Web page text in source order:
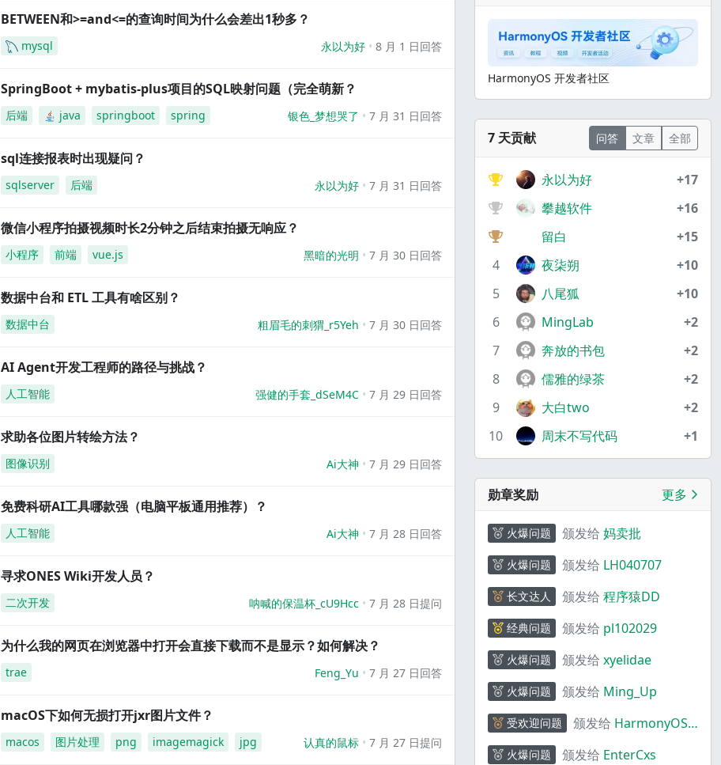
BETWEEN和>=and<=的查询时间为什么会差出1秒多？
mysql 永以为好 8 月 1 日回答
SpringBoot + mybatis-plus项目的SQL映射问题（完全萌新？
后端 java springboot spring 银色_梦想哭了 7 月 31 日回答
sql连接报表时出现疑问？
sqlserver 后端 永以为好 7 月 31 日回答
微信小程序拍摄视频时长2分钟之后结束拍摄无响应？
小程序 前端 vue.js 黑暗的光明 7 月 30 日回答
数据中台和 ETL 工具有啥区别？
数据中台 粗眉毛的刺猬_r5Yeh 7 月 30 日回答
AI Agent开发工程师的路径与挑战？
人工智能 强健的手套_dSeM4C 7 月 29 日回答
求助各位图片转绘方法？
图像识别 Ai大神 7 月 29 日回答
免费科研AI工具哪款强（电脑平板通用推荐）？
人工智能 Ai大神 7 月 28 日回答
寻求ONES Wiki开发人员？
二次开发 呐喊的保温杯_cU9Hcc 7 月 28 日提问
为什么我的网页在浏览器中打开会直接下载而不是显示？如何解决？
trae Feng_Yu 7 月 27 日回答
macOS下如何无损打开jxr图片文件？
macos 图片处理 png imagemagick jpg 认真的鼠标 7 月 27 日提问
HarmonyOS 开发者社区
7 天贡献 问答 文章 全部
永以为好
+17
攀越软件
+16
留白
+15
4
夜柒朔
+10
5
八尾狐
+10
6
MingLab
+2
7
奔放的书包
+2
8
儒雅的绿茶
+2
9
大白two
+2
10
周末不写代码 +1
勋章奖励 更多
火爆问题 颁发给 妈卖批
火爆问题 颁发给 LH040707
长文达人 颁发给 程序猿DD
经典问题 颁发给 pl102029
火爆问题 颁发给 xyelidae
火爆问题 颁发给 Ming_Up
受欢迎问题 颁发给 HarmonyOS
火爆问题 颁发给 EnterCxs